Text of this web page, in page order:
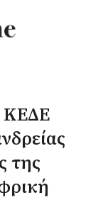
ΚΕΔΕ
της